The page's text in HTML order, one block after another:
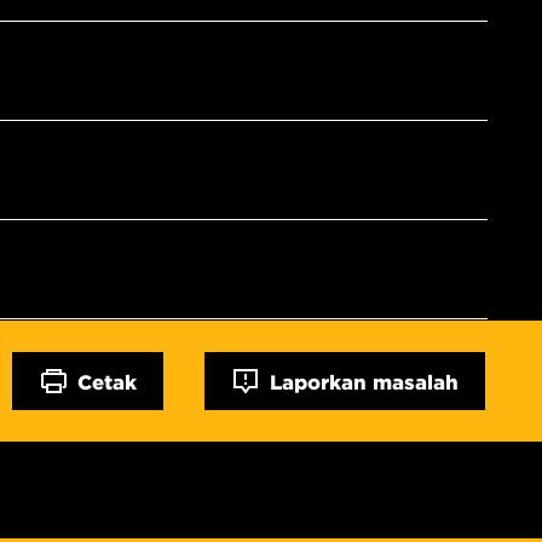
Cetak Laporkan masalah